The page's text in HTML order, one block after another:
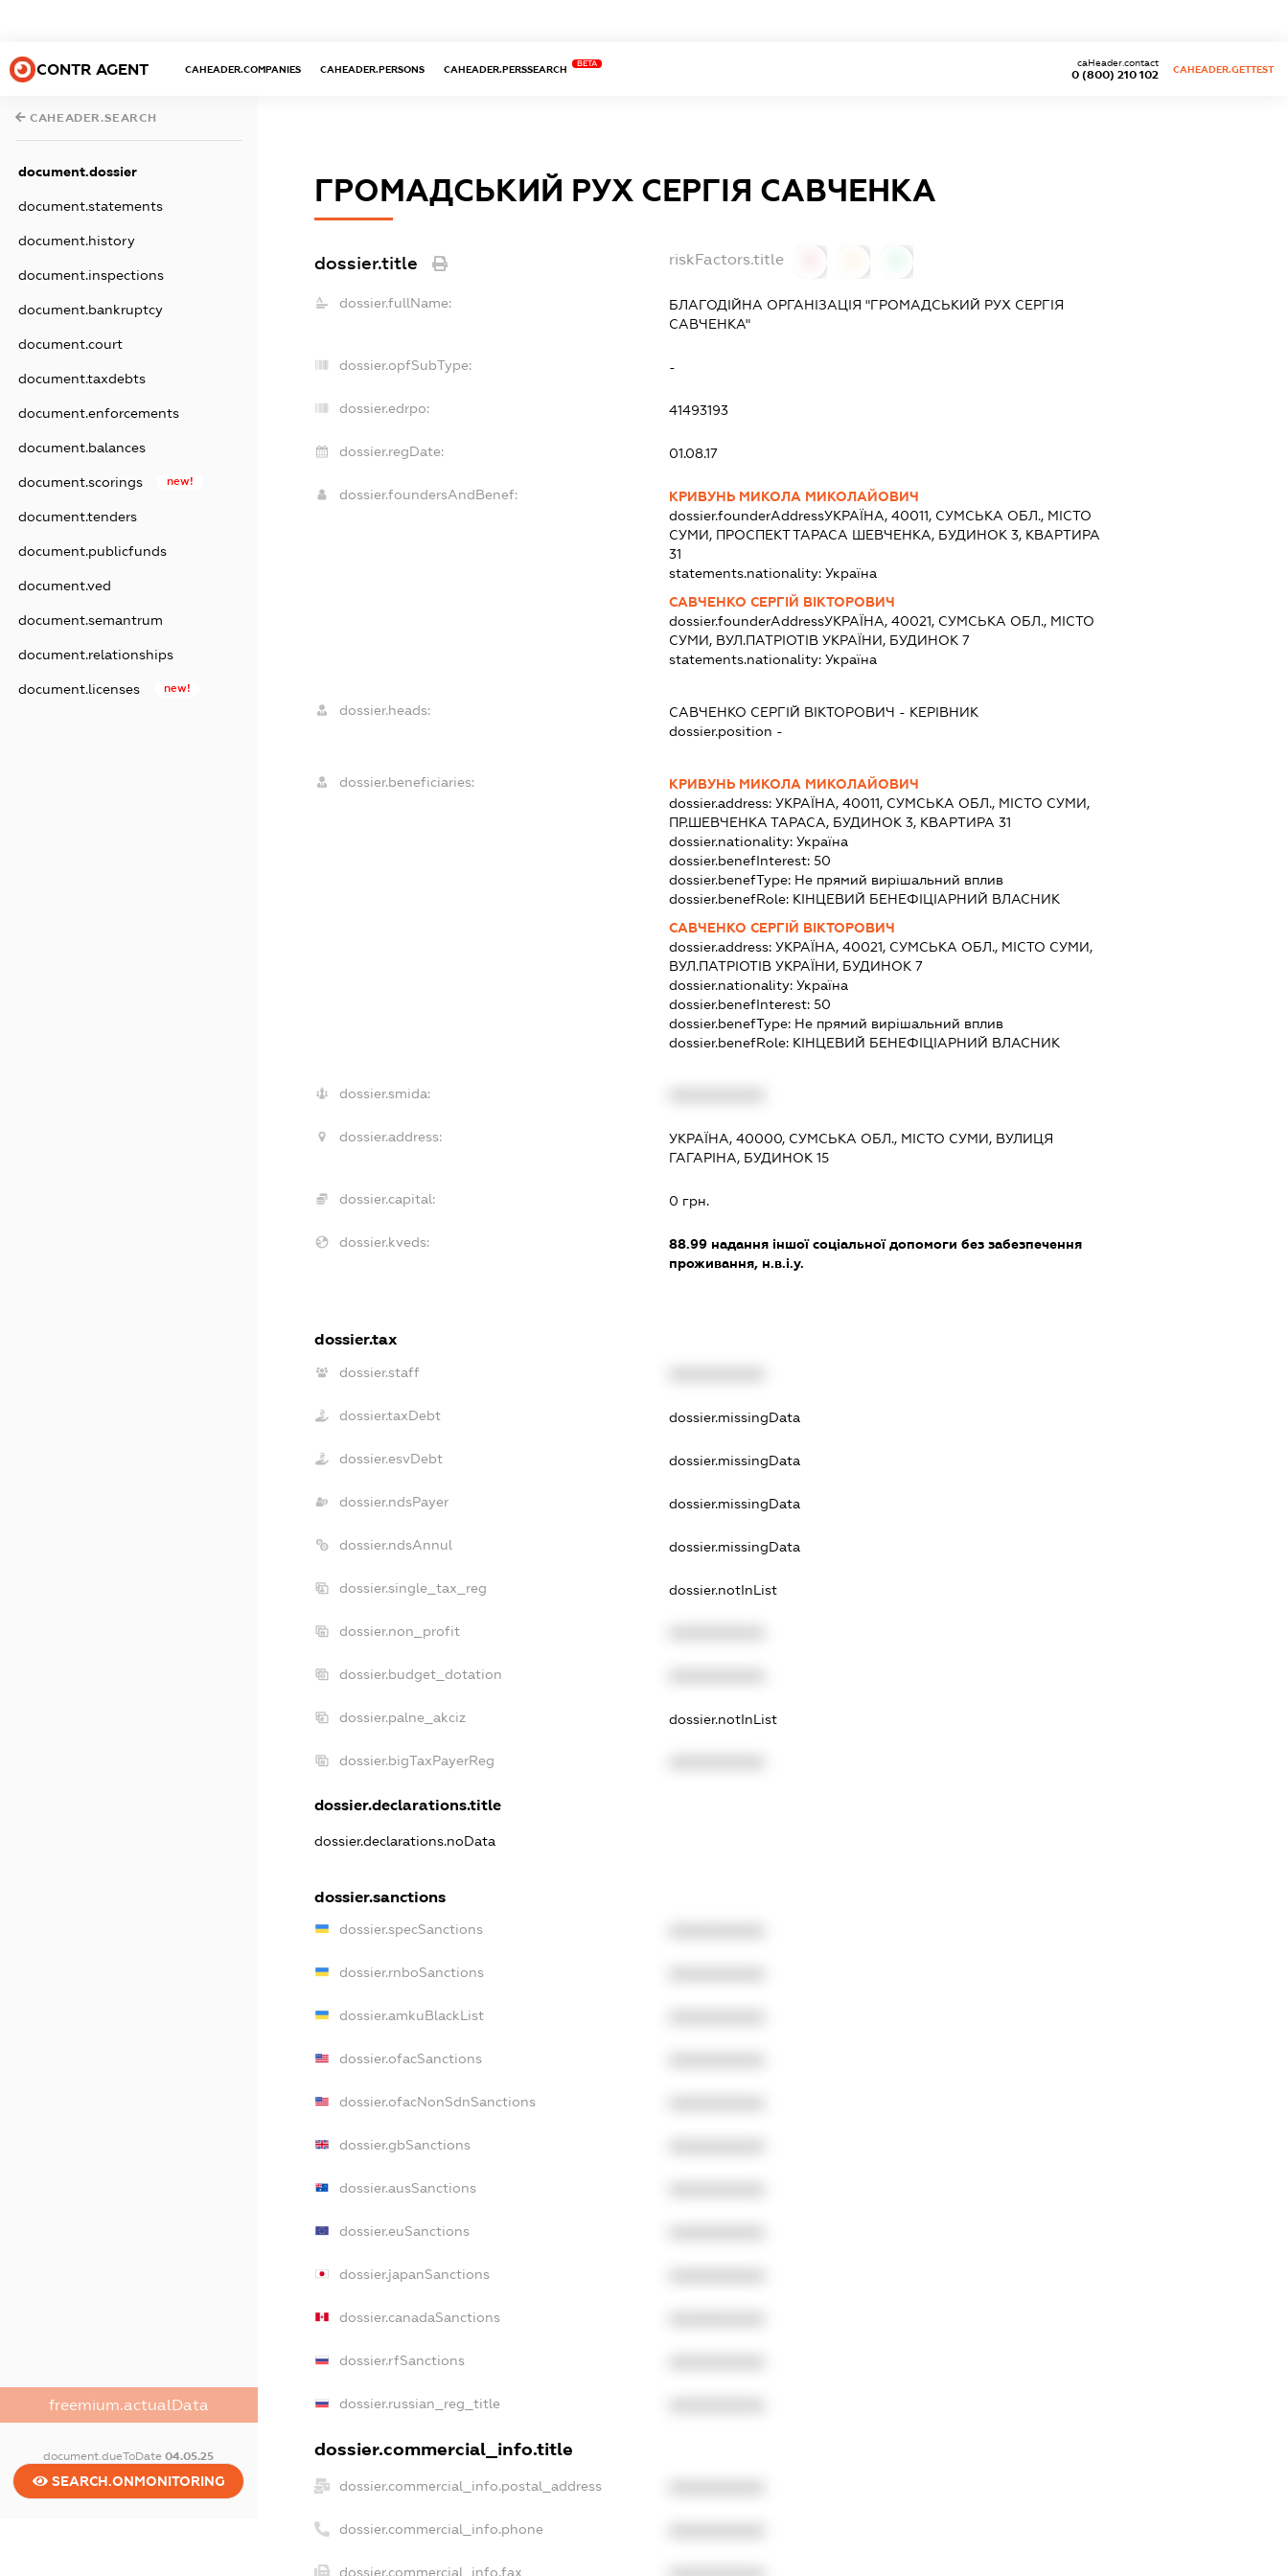
CONTR AGENT CAHEADER.COMPANIES CAHEADER.PERSONS CAHEADER.PERSSEARCH
BETA
0 (800) 210 102
caHeader.contact
CAHEADER.GETTEST
CAHEADER.SEARCH
document.dossier
document.statements
document.history
document.inspections
document.bankruptcy
document.court
document.taxdebts
document.enforcements
document.balances
document.scorings new!
document.tenders
document.publicfunds
document.ved
document.semantrum
document.relationships
document.licenses new!
freemium.actualData
document.dueToDate04.05.25
SEARCH.ONMONITORING
ГРОМАДСЬКИЙ РУХ СЕРГІЯ САВЧЕНКА
dossier.title riskFactors.title
dossier.fullName:
БЛАГОДІЙНА ОРГАНІЗАЦІЯ "ГРОМАДСЬКИЙ РУХ СЕРГІЯ
САВЧЕНКА"
dossier.opfSubType: -
dossier.edrpo: 41493193
dossier.regDate: 01.08.17
dossier.foundersAndBenef:
КРИВУНЬ МИКОЛА МИКОЛАЙОВИЧ
dossier.founderAddressУКРАЇНА, 40011, СУМСЬКА ОБЛ., МІСТО
СУМИ, ПРОСПЕКТ ТАРАСА ШЕВЧЕНКА, БУДИНОК 3, КВАРТИРА
31
statements.nationality:Україна
САВЧЕНКО СЕРГІЙ ВІКТОРОВИЧ
dossier.founderAddressУКРАЇНА, 40021, СУМСЬКА ОБЛ., МІСТО
СУМИ, ВУЛ.ПАТРІОТІВ УКРАЇНИ, БУДИНОК 7
statements.nationality:Україна
dossier.heads: САВЧЕНКО СЕРГІЙ ВІКТОРОВИЧ - КЕРІВНИК
dossier.position -
dossier.beneficiaries:
КРИВУНЬ МИКОЛА МИКОЛАЙОВИЧ
dossier.address:УКРАЇНА, 40011, СУМСЬКА ОБЛ., МІСТО СУМИ,
ПР.ШЕВЧЕНКА ТАРАСА, БУДИНОК 3, КВАРТИРА 31
dossier.nationality:Україна
dossier.benefInterest:50
dossier.benefType: Не прямий вирішальний вплив
dossier.benefRole: КІНЦЕВИЙ БЕНЕФІЦІАРНИЙ ВЛАСНИК
САВЧЕНКО СЕРГІЙ ВІКТОРОВИЧ
dossier.address:УКРАЇНА, 40021, СУМСЬКА ОБЛ., МІСТО СУМИ,
ВУЛ.ПАТРІОТІВ УКРАЇНИ, БУДИНОК 7
dossier.nationality:Україна
dossier.benefInterest:50
dossier.benefType: Не прямий вирішальний вплив
dossier.benefRole: КІНЦЕВИЙ БЕНЕФІЦІАРНИЙ ВЛАСНИК
dossier.smida:
dossier.address:
УКРАЇНА, 40000, СУМСЬКА ОБЛ., МІСТО СУМИ, ВУЛИЦЯ
ГАГАРІНА, БУДИНОК 15
dossier.capital: 0 грн.
dossier.kveds: 88.99 надання іншої соціальної допомоги без забезпечення
проживання, н.в.і.у.
dossier.tax
dossier.staff
dossier.taxDebt dossier.missingData
dossier.esvDebt dossier.missingData
dossier.ndsPayer dossier.missingData
dossier.ndsAnnul dossier.missingData
dossier.single_tax_reg dossier.notInList
dossier.non_profit
dossier.budget_dotation
dossier.palne_akciz dossier.notInList
dossier.bigTaxPayerReg
dossier.declarations.title
dossier.declarations.noData
dossier.sanctions
dossier.specSanctions
dossier.rnboSanctions
dossier.amkuBlackList
dossier.ofacSanctions
dossier.ofacNonSdnSanctions
dossier.gbSanctions
dossier.ausSanctions
dossier.euSanctions
dossier.japanSanctions
dossier.canadaSanctions
dossier.rfSanctions
dossier.russian_reg_title
dossier.commercial_info.title
dossier.commercial_info.postal_address
dossier.commercial_info.phone
dossier.commercial_info.fax